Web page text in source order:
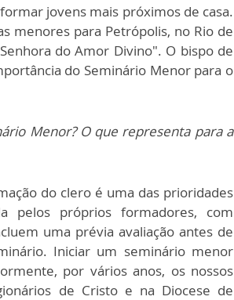
jovens mais próximos de casa.
menores para Petrópolis, no Rio de
do Amor Divino". O bispo de
do Seminário Menor para o
Menor? O que representa para a
do clero é uma das prioridades
pelos próprios formadores, com
uma prévia avaliação antes de
Iniciar um seminário menor
por vários anos, os nossos
de Cristo e na Diocese de